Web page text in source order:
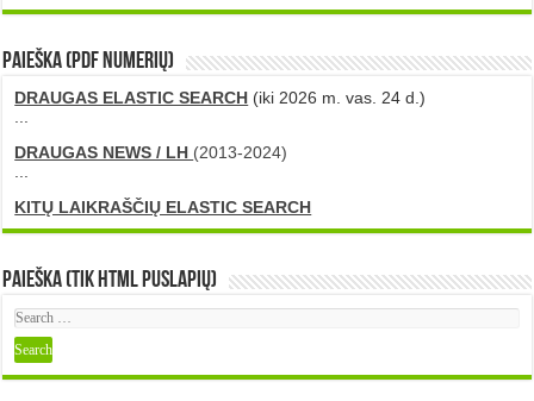
PAIEŠKA (PDF numerių)
DRAUGAS ELASTIC SEARCH (iki 2026 m. vas. 24 d.)
...
DRAUGAS NEWS / LH (2013-2024)
...
KITŲ LAIKRAŠČIŲ ELASTIC SEARCH
Paieška (tik HTML puslapių)